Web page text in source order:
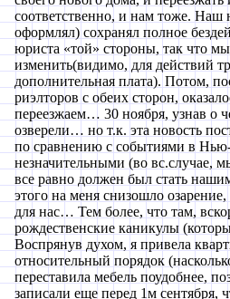
соответственно, и нам тоже. Наш
оформлял) сохранял полное
юриста «той» стороны, так что
изменить(видимо, для действий
дополнительная плата). Потом,
риэлторов с обеих сторон,
переезжаем… 30 ноября, узнав о
озверели… но т.к. эта новость
по сравнению с событиями в
незначительными (во вс.случае,
все равно должен был стать
этого на меня снизошло
для нас… Тем более, что там,
рождественские каникулы
Воспрянув духом, я привела
относительный порядок
переставила мебель поудобнее,
записали еще перед 1м